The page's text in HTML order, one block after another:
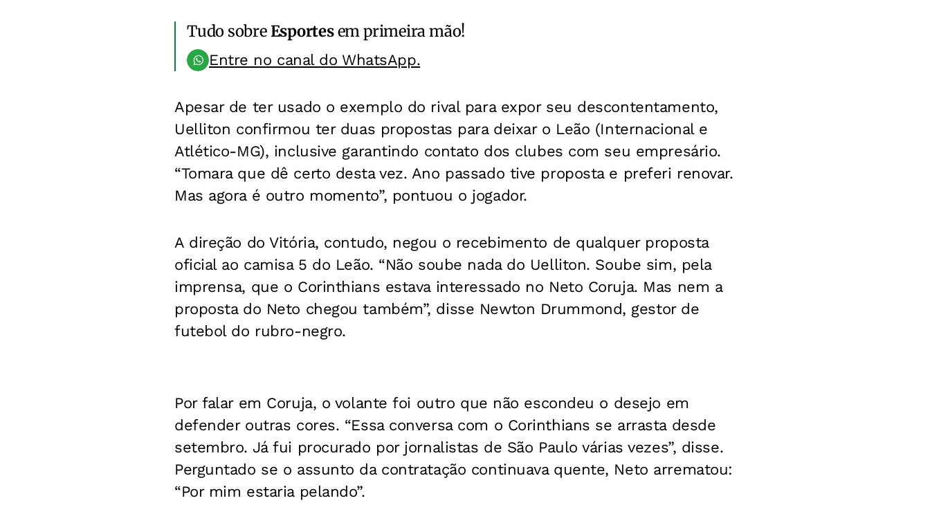
Tudo sobreEsportesem primeira mão!
Entre no canal do WhatsApp.
Apesar de ter usado o exemplo do rival para expor seu descontentamento,
Uelliton confirmou ter duas propostas para deixar o Leão (Internacional e
Atlético-MG), inclusive garantindo contato dos clubes com seu empresário.
“Tomara que dê certo desta vez. Ano passado tive proposta e preferi renovar.
Mas agora é outro momento”, pontuou o jogador.
A direção do Vitória, contudo, negou o recebimento de qualquer proposta
oficial ao camisa 5 do Leão. “Não soube nada do Uelliton. Soube sim, pela
imprensa, que o Corinthians estava interessado no Neto Coruja. Mas nem a
proposta do Neto chegou também”, disse Newton Drummond, gestor de
futebol do rubro-negro.
Por falar em Coruja, o volante foi outro que não escondeu o desejo em
defender outras cores. “Essa conversa com o Corinthians se arrasta desde
setembro. Já fui procurado por jornalistas de São Paulo várias vezes”, disse.
Perguntado se o assunto da contratação continuava quente, Neto arrematou:
“Por mim estaria pelando”.